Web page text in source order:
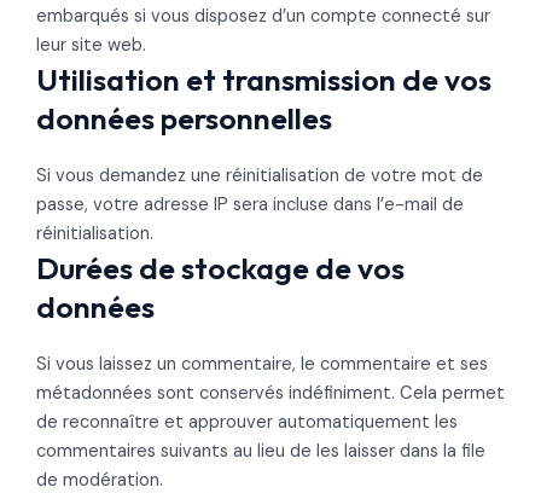
embarqués si vous disposez d’un compte connecté sur
leur site web.
Utilisation et transmission de vos
données personnelles
Si vous demandez une réinitialisation de votre mot de
passe, votre adresse IP sera incluse dans l’e-mail de
réinitialisation.
Durées de stockage de vos
données
Si vous laissez un commentaire, le commentaire et ses
métadonnées sont conservés indéfiniment. Cela permet
de reconnaître et approuver automatiquement les
commentaires suivants au lieu de les laisser dans la file
de modération.